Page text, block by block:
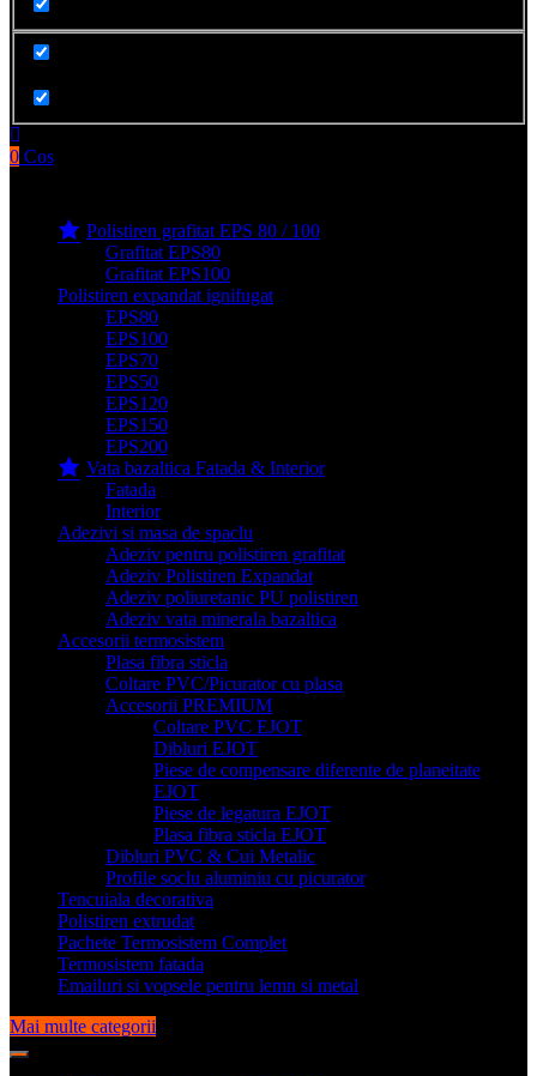
0 Cos
Polistiren grafitat EPS 80 / 100
Grafitat EPS80
Grafitat EPS100
Polistiren expandat ignifugat
EPS80
EPS100
EPS70
EPS50
EPS120
EPS150
EPS200
Vata bazaltica Fatada & Interior
Fatada
Interior
Adezivi si masa de spaclu
Adeziv pentru polistiren grafitat
Adeziv Polistiren Expandat
Adeziv poliuretanic PU polistiren
Adeziv vata minerala bazaltica
Accesorii termosistem
Plasa fibra sticla
Coltare PVC/Picurator cu plasa
Accesorii PREMIUM
Coltare PVC EJOT
Dibluri EJOT
Piese de compensare diferente de planeitate
EJOT
Piese de legatura EJOT
Plasa fibra sticla EJOT
Dibluri PVC & Cui Metalic
Profile soclu aluminiu cu picurator
Tencuiala decorativa
Polistiren extrudat
Pachete Termosistem Complet
Termosistem fatada
Emailuri si vopsele pentru lemn si metal
Mai multe categorii